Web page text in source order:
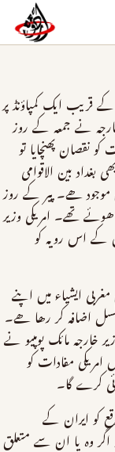
قریب ایک کمپاؤنڈ پر
نے جمعہ کے روز
نقصان پھنچایا تو
بغداد بین الاقوامی
ھے۔ پیر کے روز
تھے۔ امریکی وزیر
کے اس رویہ کو
ایشیاء میں اپنے
اضافہ کر رھا ھے۔
مائک پومپیو نے
امریکی مفادات کو
کرے گا۔
کو ایران کے
وہ یا ان سے متعلق